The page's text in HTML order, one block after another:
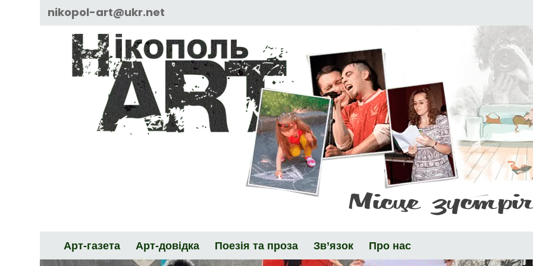
nikopol-art@ukr.net
Арт-газета Арт-довідка Поезія та проза Зв’язок Про нас